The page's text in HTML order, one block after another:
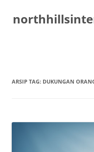
isi
ARSIP TAG: DUKUNGAN